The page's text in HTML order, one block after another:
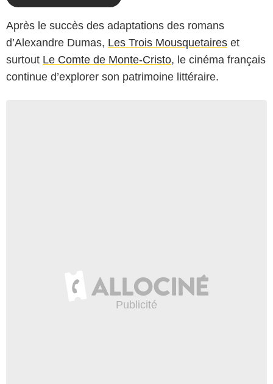
Après le succès des adaptations des romans
d’Alexandre Dumas, Les Trois Mousquetaires et
surtout Le Comte de Monte-Cristo, le cinéma français
continue d’explorer son patrimoine littéraire.